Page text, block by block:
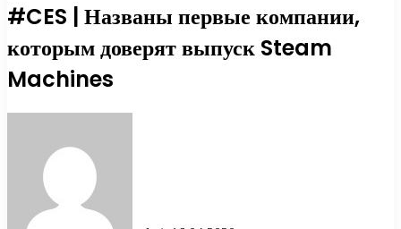
#CES | Названы первые компании,
которым доверят выпуск Steam
Machines